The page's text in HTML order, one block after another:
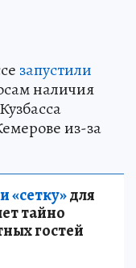
запустили
наличия
из-за
«сетку»для
тайно
гостей